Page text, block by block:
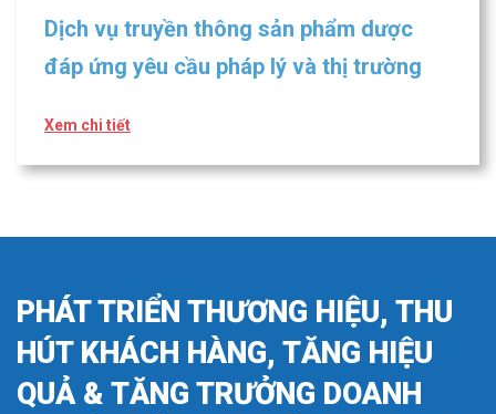
Dịch vụ truyền thông sản phẩm dược
đáp ứng yêu cầu pháp lý và thị trường
Xem chi tiết
PHÁT TRIỂN THƯƠNG HIỆU, THU
HÚT KHÁCH HÀNG, TĂNG HIỆU
QUẢ & TĂNG TRƯỞNG DOANH